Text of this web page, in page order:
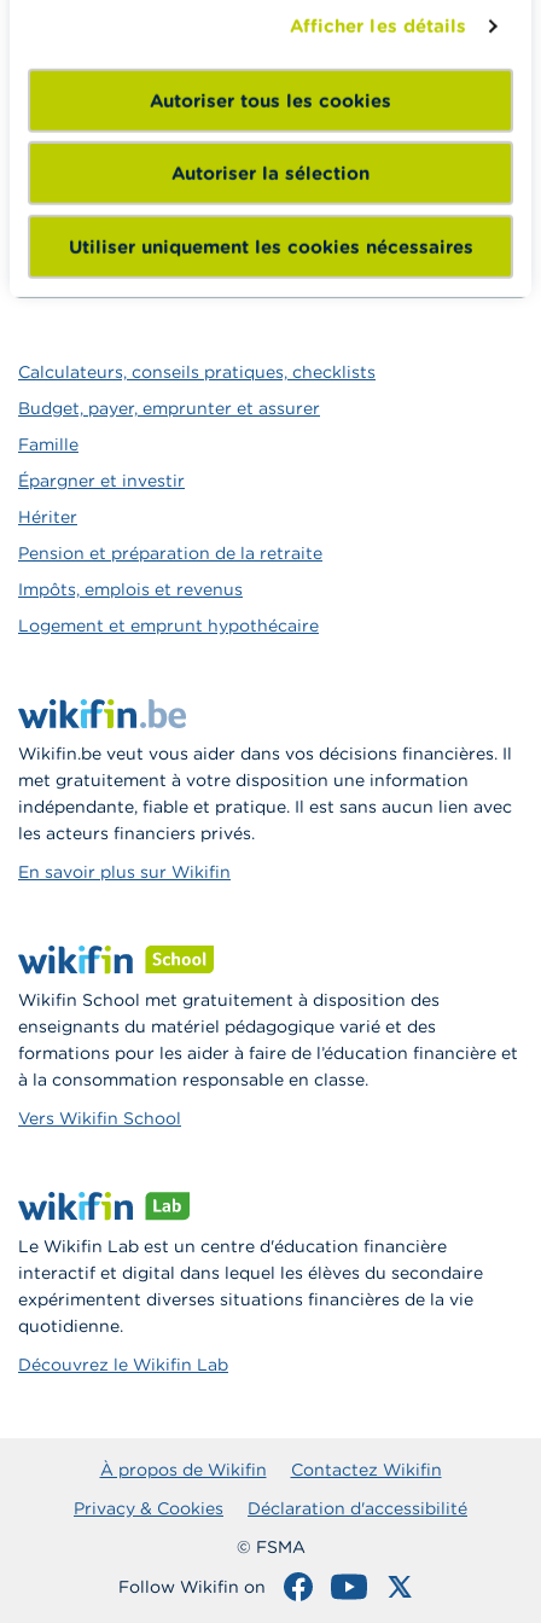
Afficher les détails
Autoriser tous les cookies
Autoriser la sélection
Utiliser uniquement les cookies nécessaires
votre argent de deux manières : avec un produit
d'assurance de labranche 21ou de labranche
Vous pouvez vérifier le montant de vos droits de
pension sur le site internetmypension.be
L’organisme de pension vous enverra aussi une
verserez des primes.
Calculateurs, conseils pratiques, checklists
Budget, payer, emprunter et assurer
Famille
Épargner et investir
Hériter
Pension et préparation de la retraite
Impôts, emplois et revenus
Logement et emprunt hypothécaire
Wikifin.be veut vous aider dans vos décisions financières. Il
met gratuitement à votre disposition une information
indépendante, fiable et pratique. Il est sans aucun lien avec
les acteurs financiers privés.
En savoir plus sur Wikifin
Wikifin School met gratuitement à disposition des
enseignants du matériel pédagogique varié et des
formations pour les aider à faire de l’éducation financière et
à la consommation responsable en classe.
Vers Wikifin School
Le Wikifin Lab est un centre d'éducation financière
interactif et digital dans lequel les élèves du secondaire
expérimentent diverses situations financières de la vie
quotidienne.
Découvrez le Wikifin Lab
À propos de Wikifin
Contactez Wikifin
Privacy & Cookies
Déclaration d'accessibilité
© FSMA
Follow Wikifin on